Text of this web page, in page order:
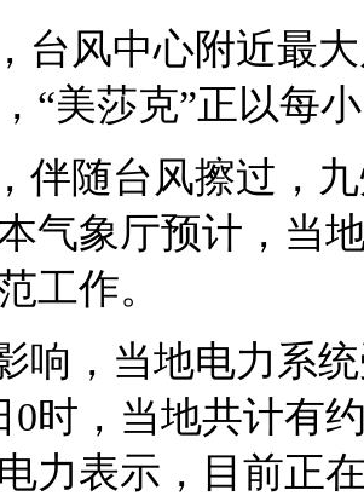
台风中心附近最
“美莎克”正以每
伴随台风擦过，
气象厅预计，当
工作。
响，当地电力系
0时，当地共计有
力表示，目前正